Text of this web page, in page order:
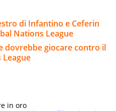
di Infantino e Ceferin
Nations League
dovrebbe giocare contro il
in oro